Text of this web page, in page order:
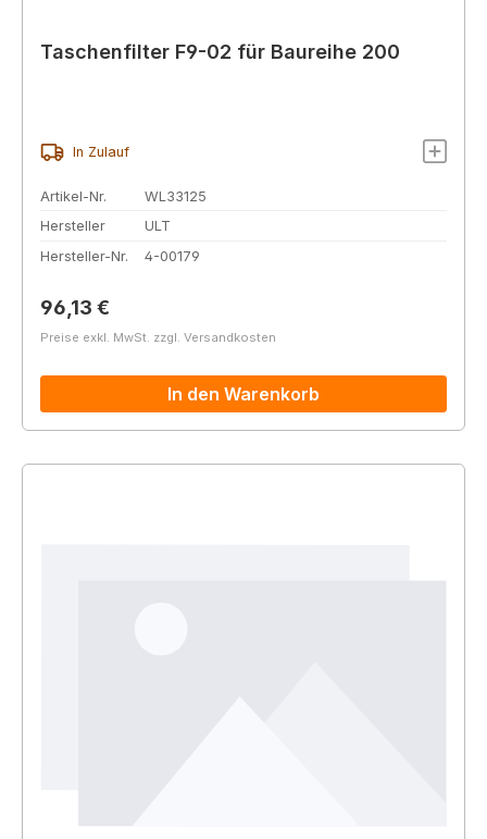
Taschenfilter F9-02 für Baureihe 200
In Zulauf
Artikel-Nr.
WL33125
Hersteller
ULT
Hersteller-Nr.
4-00179
Regulärer Preis:
96,13 €
Preise exkl. MwSt. zzgl. Versandkosten
In den Warenkorb